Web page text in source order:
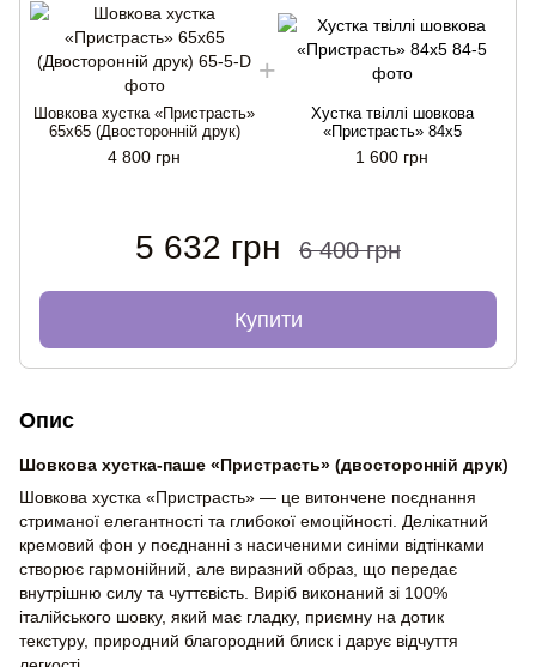
Шовкова хустка «Пристрасть»
65x65 (Двосторонній друк)
4 800 грн
Хустка твіллі шовкова
«Пристрасть» 84x5
1 600 грн
5 632 грн 6 400 грн
Купити
Опис
Шовкова хустка-паше «Пристрасть» (двосторонній друк)
Шовкова хустка «Пристрасть» — це витончене поєднання
стриманої елегантності та глибокої емоційності. Делікатний
кремовий фон у поєднанні з насиченими синіми відтінками
створює гармонійний, але виразний образ, що передає
внутрішню силу та чуттєвість. Виріб виконаний зі 100%
італійського шовку, який має гладку, приємну на дотик
текстуру, природний благородний блиск і дарує відчуття